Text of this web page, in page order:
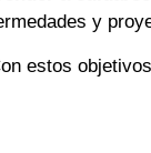
y
estos